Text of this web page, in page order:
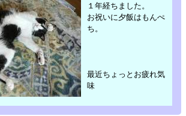
１年経ちました。
お祝いに夕飯はもんぺ
ち。
最近ちょっとお疲れ気
味